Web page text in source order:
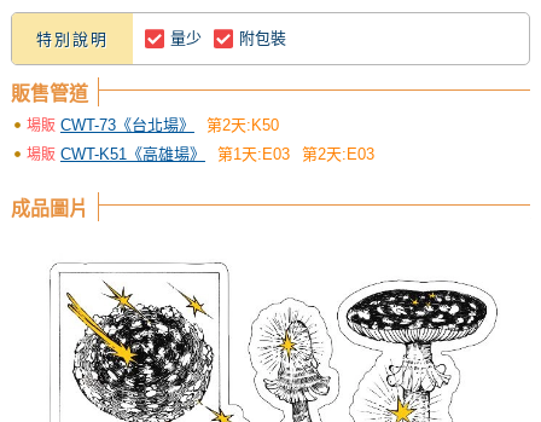
特別說明 量少 附包裝
販售管道
場販 CWT-73《台北場》 第2天:K50
場販 CWT-K51《高雄場》 第1天:E03 第2天:E03
成品圖片